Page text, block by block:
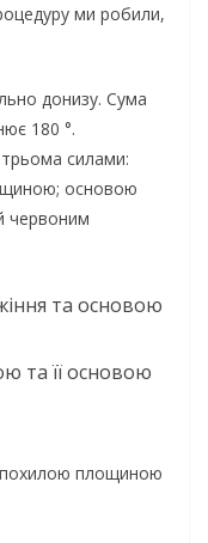
ми робили,
донизу. Сума
180 °.
силами:
основою
червоним
та основою
та її основою
площиною